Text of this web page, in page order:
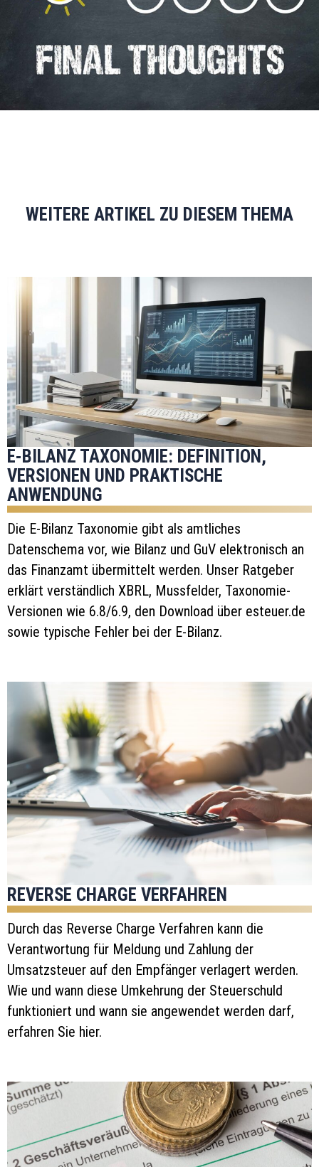
WEITERE ARTIKEL ZU DIESEM THEMA
E-BILANZ TAXONOMIE: DEFINITION,
VERSIONEN UND PRAKTISCHE
ANWENDUNG
Die E-Bilanz Taxonomie gibt als amtliches
Datenschema vor, wie Bilanz und GuV elektronisch an
das Finanzamt übermittelt werden. Unser Ratgeber
erklärt verständlich XBRL, Mussfelder, Taxonomie-
Versionen wie 6.8/6.9, den Download über esteuer.de
sowie typische Fehler bei der E-Bilanz.
REVERSE CHARGE VERFAHREN
Durch das Reverse Charge Verfahren kann die
Verantwortung für Meldung und Zahlung der
Umsatzsteuer auf den Empfänger verlagert werden.
Wie und wann diese Umkehrung der Steuerschuld
funktioniert und wann sie angewendet werden darf,
erfahren Sie hier.